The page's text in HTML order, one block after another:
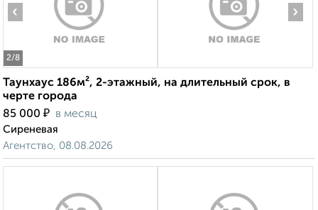
2/8
‹ ›
Таунхаус 186м², 2-этажный, на длительный срок, в
черте города
85 000 ₽ в месяц
Сиреневая
Агентство, 08.08.2026